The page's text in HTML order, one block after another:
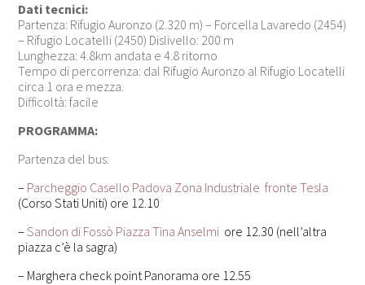
Dati tecnici:
Partenza: Rifugio Auronzo (2.320 m) – Forcella Lavaredo (2454)
– Rifugio Locatelli (2450) Dislivello: 200 m
Lunghezza: 4.8km andata e 4.8 ritorno
Tempo di percorrenza: dal Rifugio Auronzo al Rifugio Locatelli
circa 1 ora e mezza.
Difficoltà: facile
PROGRAMMA:
Partenza del bus:
– Parcheggio Casello Padova Zona Industriale fronte Tesla
(Corso Stati Uniti) ore 12.10
–Sandon di Fossò Piazza Tina Anselmi ore 12.30 (nell’altra
piazza c’è la sagra)
– Marghera check point Panorama ore 12.55